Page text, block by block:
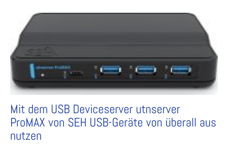
Mit dem USB Deviceserver utnserver
ProMAX von SEH USB-Geräte von überall aus
nutzen